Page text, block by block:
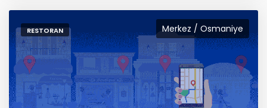
Merkez / Osmaniye
RESTORAN